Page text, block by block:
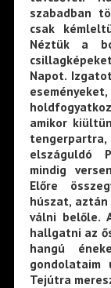
szabadban
csak
Néztük a
Napot.
amikor
elszáguldó
mindig
Előre
húszat,
válni belőle.
hallgatni az
hangú
gondolataim
Tejútra